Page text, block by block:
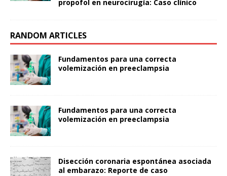
propofol en neurocirugía: Caso clínico
RANDOM ARTICLES
Fundamentos para una correcta
volemización en preeclampsia
Fundamentos para una correcta
volemización en preeclampsia
Disección coronaria espontánea asociada
al embarazo: Reporte de caso